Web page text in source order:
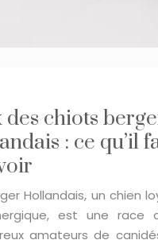
des chiots
: ce qu’il
Hollandais, un chien
est une race
amateurs de